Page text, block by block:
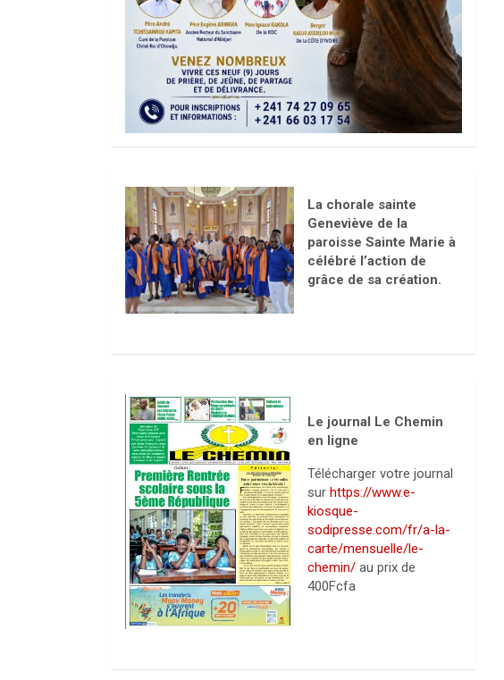
La chorale sainte
Geneviève de la
paroisse Sainte Marie à
célébré l’action de
grâce de sa création.
Le journal Le Chemin
en ligne
Télécharger votre journal
sur https://www.e-
kiosque-
sodipresse.com/fr/a-la-
carte/mensuelle/le-
chemin/au prix de
400Fcfa